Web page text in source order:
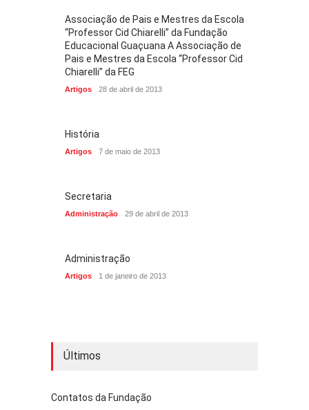
Associação de Pais e Mestres da Escola
“Professor Cid Chiarelli” da Fundação
Educacional Guaçuana A Associação de
Pais e Mestres da Escola “Professor Cid
Chiarelli” da FEG
Artigos 28 de abril de 2013
História
Artigos 7 de maio de 2013
Secretaria
Administração 29 de abril de 2013
Administração
Artigos 1 de janeiro de 2013
Últimos
Contatos da Fundação